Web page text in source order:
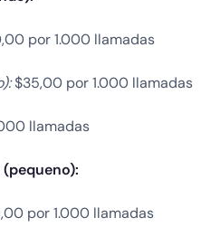
por 1.000 llamadas
$35,00 por 1.000 llamadas
llamadas
por 1.000 llamadas